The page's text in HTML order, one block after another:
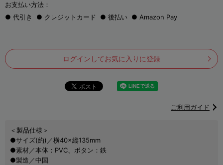
お支払い方法：
代引き
クレジットカード 後払い Amazon Pay
ログインしてお気に入りに登録
ご利用ガイド
＜製品仕様＞
●サイズ(約)／横40×縦135mm
●素材／本体：PVC、ボタン：鉄
●製造／中国